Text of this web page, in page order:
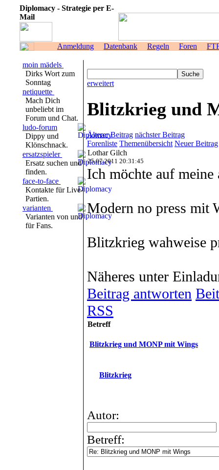
Diplomacy - Strategie per E-
Mail
Anmeldung Datenbank Regeln Foren
moin mädels
Dirks Wort zum
Sonntag
netiquette
Mach Dich
unbeliebt im
Forum und Chat.
ludo-forum
Dippy und
Klönschnack.
ersatzspieler
Ersatz suchen und
finden.
face-to-face
Kontakte für Live-
Partien.
varianten
Varianten von und
für Fans.
erweitert
Blitzkrieg und
Älterer Beitrag nächster Beitrag
Forenliste Themenübersicht Neuer Beitrag
Lothar Gilch
25.07.2011 20:31:45
Ich möchte auf
Modern no press mit
Blitzkrieg wahweise
Näheres unter
Beitrag antworten
RSS
Betreff
Blitzkrieg und MONP mit Wings
Blitzkrieg
Autor:
Betreff: